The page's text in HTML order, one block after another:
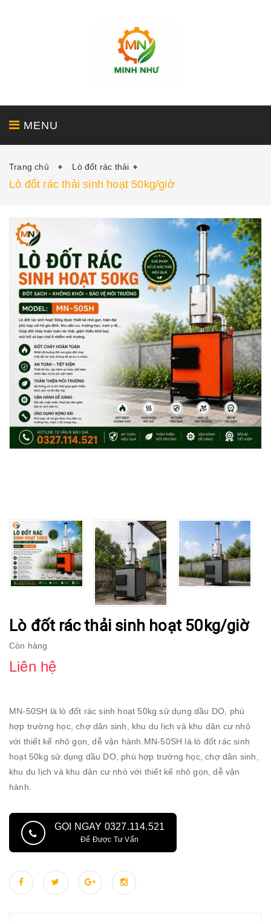
MENU
GIỚI THIỆU SẢN PHẨM
DỰ ÁN TIN TỨC - LIÊN HỆ
Trang chủ Lò đốt rác thải
Lò đốt rác thải sinh hoạt 50kg/giờ
Lò đốt rác thải sinh hoạt 50kg/giờ
Còn hàng
Liên hệ
MN-50SH là lò đốt rác sinh hoạt 50kg sử dụng dầu DO, phù
hợp trường học, chợ dân sinh, khu du lịch và khu dân cư nhỏ
với thiết kế nhỏ gọn, dễ vận hành.MN-50SH là lò đốt rác sinh
hoạt 50kg sử dụng dầu DO, phù hợp trường học, chợ dân sinh,
khu du lịch và khu dân cư nhỏ với thiết kế nhỏ gọn, dễ vận
hành.
GỌI NGAY 0327.114.521
Để Được Tư Vấn